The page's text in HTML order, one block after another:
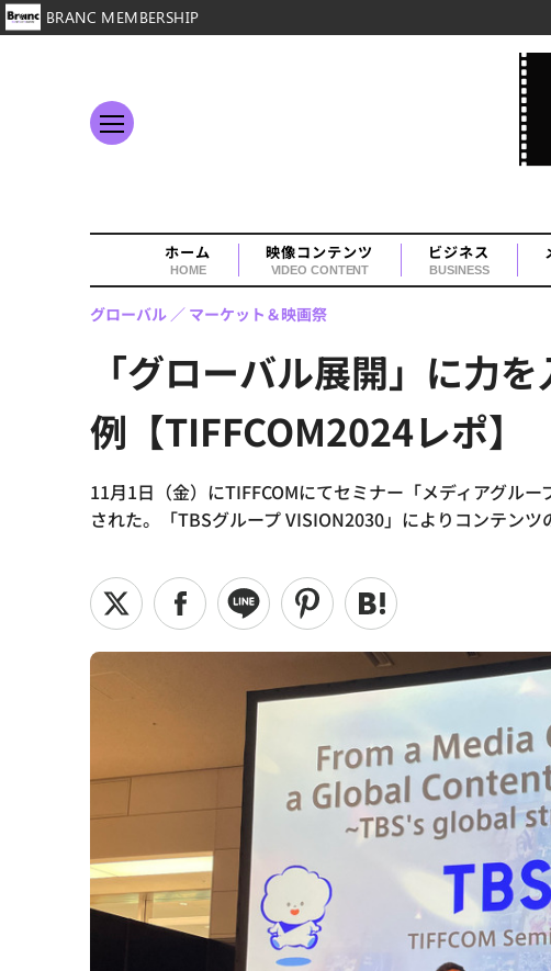
ホーム
HOME
映像コンテンツ
VIDEO CONTENT
ビジネス
BUSINESS
「グローバル展開」に力
例【TIFFCOM2024レポ】
11月1日（金）にTIFFCOMにてセミナー「メディアグル
された。「TBSグループ VISION2030」によりコンテン
グローバル マーケット＆映画祭
BRANC MEMBERSHIP